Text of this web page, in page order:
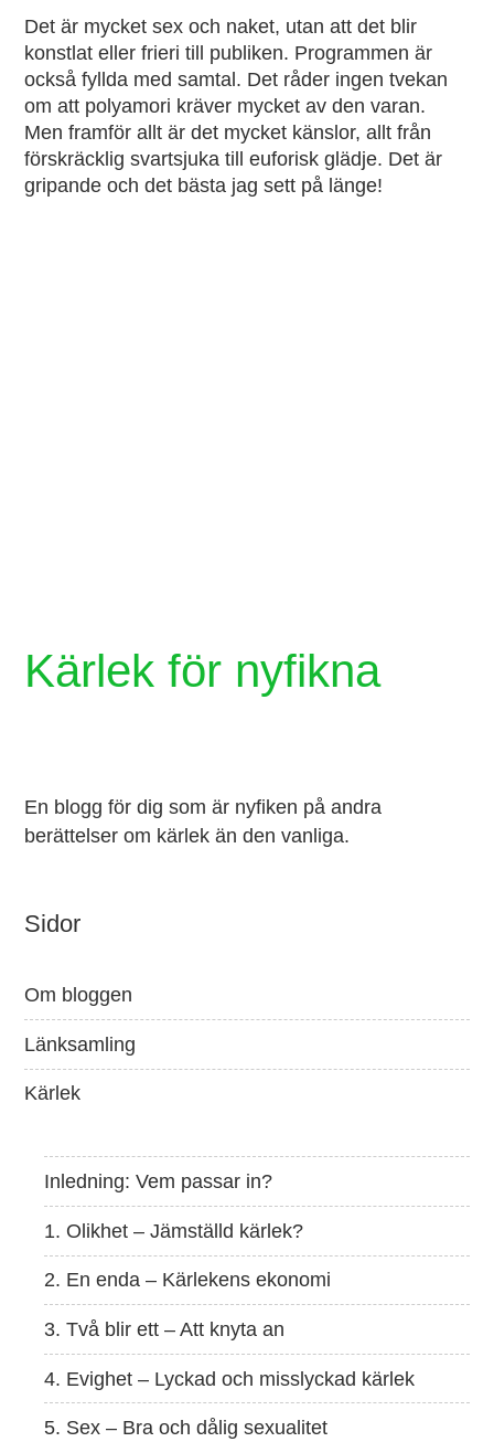
Det är mycket sex och naket, utan att det blir
konstlat eller frieri till publiken. Programmen är
också fyllda med samtal. Det råder ingen tvekan
om att polyamori kräver mycket av den varan.
Men framför allt är det mycket känslor, allt från
förskräcklig svartsjuka till euforisk glädje. Det är
gripande och det bästa jag sett på länge!
Kärlek för nyfikna
En blogg för dig som är nyfiken på andra
berättelser om kärlek än den vanliga.
Sidor
Om bloggen
Länksamling
Kärlek
Inledning: Vem passar in?
1. Olikhet – Jämställd kärlek?
2. En enda – Kärlekens ekonomi
3. Två blir ett – Att knyta an
4. Evighet – Lyckad och misslyckad kärlek
5. Sex – Bra och dålig sexualitet